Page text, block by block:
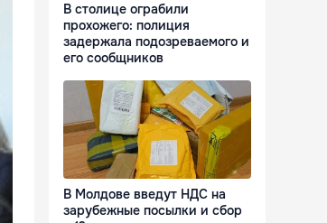
В столице ограбили
прохожего: полиция
задержала подозреваемого и
его сообщников
В Молдове введут НДС на
зарубежные посылки и сбор